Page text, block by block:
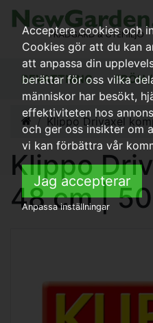
BEVATTNING FRÖN
Klippo Drivaxel
Klippo
48 cm |
Acceptera cookies och
Cookies gör att du kan
att anpassa din
berättar för oss vilka
människor har besökt,
effektiviteten hos
och ger oss insikter om
vi kan förbättra vår
Jag accepterar
Anpassa inställningar